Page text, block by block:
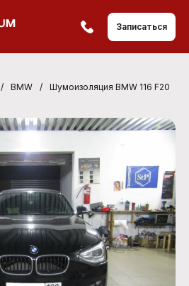
Записаться
/ BMW / Шумоизоляция BMW 116 F20